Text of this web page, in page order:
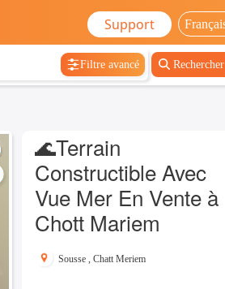
Support
Filtre avancé Rechercher
🌊Terrain
Constructible Avec
Vue Mer En Vente à
Chott Mariem
Sousse ,Chatt Meriem